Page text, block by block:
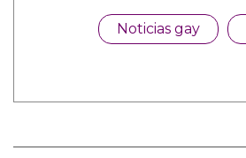
Noticias gay